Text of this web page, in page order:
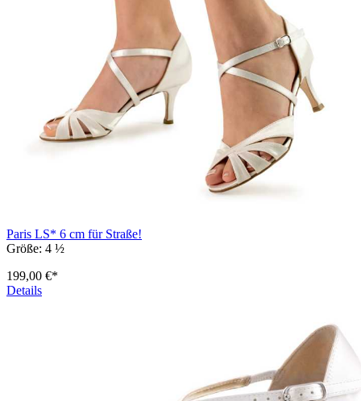
Paris LS* 6 cm für Straße!
Größe: 4 ½
199,00 €*
Details